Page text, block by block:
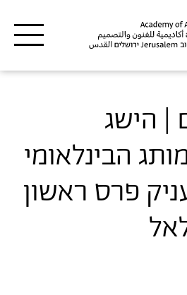
| הישג
הבינלאומי
פרס ראשון